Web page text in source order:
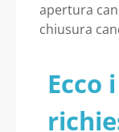
apertura
chiusura
Ecco